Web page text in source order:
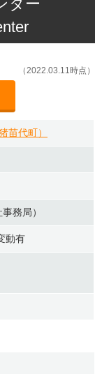
ター
（2022.03.11時点）
苗代町）
務局）
動有